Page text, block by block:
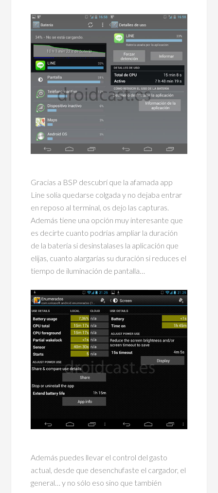
Gracias a BSP descubrí que la afamada app
Line solía quedarse colgada y no dejaba entrar
en reposo al terminal, os dejo las capturas.
Además tiene una opción muy interesante que
es decirte cuanto podrías ampliar la duración
de la batería si desinstalases la aplicación que
elijas, cuanto alargarías su duración si reduces el
tiempo de iluminación de pantalla…
Además puedes llevar el control del gasto
actual, desde que desenchufaste el cargador, el
general… y no sólo eso sino que también